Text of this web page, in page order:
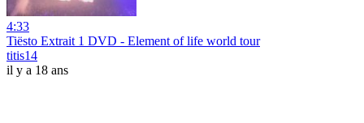
4:33
Tiësto Extrait 1 DVD - Element of life world tour
titis14
il y a 18 ans